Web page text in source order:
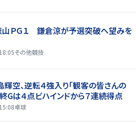
徳山ＰＧ１ 鎌倉涼が予選突破へ望みを
その他競技
輝空、逆転４強入り「観客の皆さんの
Gは４点ビハインドから７連続得点
卓球